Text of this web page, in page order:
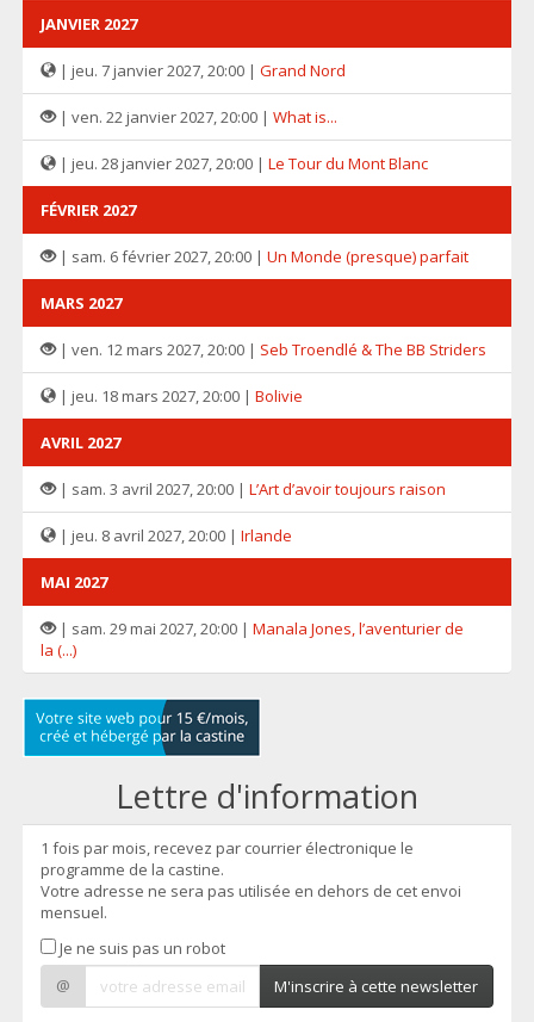
JANVIER 2027
| jeu. 7 janvier 2027, 20:00 | Grand Nord
| ven. 22 janvier 2027, 20:00 | What is...
| jeu. 28 janvier 2027, 20:00 | Le Tour du Mont Blanc
FÉVRIER 2027
| sam. 6 février 2027, 20:00 | Un Monde (presque) parfait
MARS 2027
| ven. 12 mars 2027, 20:00 | Seb Troendlé & The BB Striders
| jeu. 18 mars 2027, 20:00 | Bolivie
AVRIL 2027
| sam. 3 avril 2027, 20:00 | L’Art d’avoir toujours raison
| jeu. 8 avril 2027, 20:00 | Irlande
MAI 2027
| sam. 29 mai 2027, 20:00 | Manala Jones, l’aventurier de
la (...)
Lettre d'information
1 fois par mois, recevez par courrier électronique le
programme de la castine.
Votre adresse ne sera pas utilisée en dehors de cet envoi
mensuel.
Je ne suis pas un robot
@
M'inscrire à cette newsletter